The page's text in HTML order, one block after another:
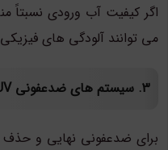
اگر کیفیت آب ورودی نسبتاً
می توانند آلودگی های
3. سیستم های ضدعفونی UV و اُزون زن
برای ضدعفونی نهایی و حذف